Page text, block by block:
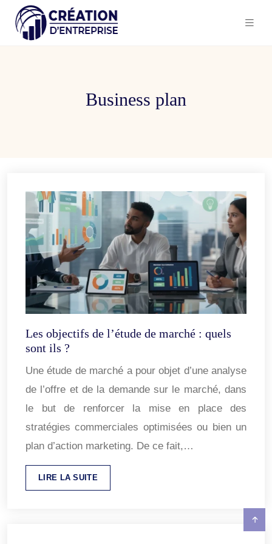
Business plan
Les objectifs de l’étude de marché : quels
sont ils ?
Une étude de marché a pour objet d’une analyse
de l’offre et de la demande sur le marché, dans
le but de renforcer la mise en place des
stratégies commerciales optimisées ou bien un
plan d’action marketing. De ce fait,…
LIRE LA SUITE